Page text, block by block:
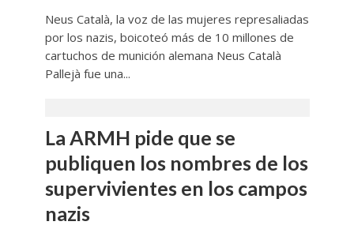
Neus Català, la voz de las mujeres represaliadas
por los nazis, boicoteó más de 10 millones de
cartuchos de munición alemana Neus Català
Pallejà​ fue una...
La ARMH pide que se
publiquen los nombres de los
supervivientes en los campos
nazis